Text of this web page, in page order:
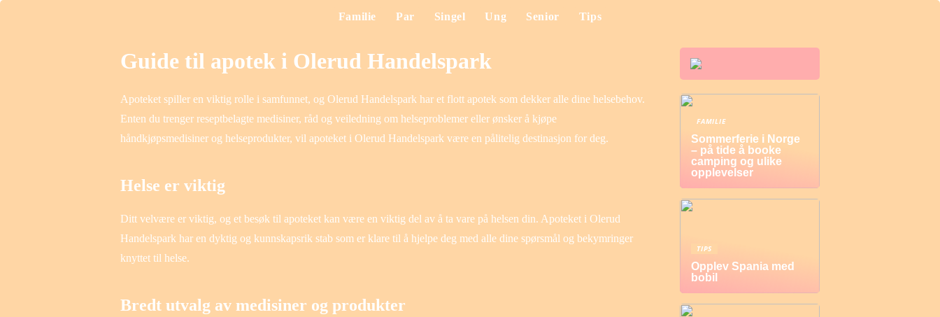
Familie Par Singel Ung Senior Tips
Guide til apotek i Olerud Handelspark
Apoteket spiller en viktig rolle i samfunnet, og Olerud Handelspark har et flott apotek som dekker alle dine helsebehov.
Enten du trenger reseptbelagte medisiner, råd og veiledning om helseproblemer eller ønsker å kjøpe
håndkjøpsmedisiner og helseprodukter, vil apoteket i Olerud Handelspark være en pålitelig destinasjon for deg.
Helse er viktig
Ditt velvære er viktig, og et besøk til apoteket kan være en viktig del av å ta vare på helsen din. Apoteket i Olerud
Handelspark har en dyktig og kunnskapsrik stab som er klare til å hjelpe deg med alle dine spørsmål og bekymringer
knyttet til helse.
Bredt utvalg av medisiner og produkter
FAMILIE
Sommerferie i Norge
– på tide å booke
camping og ulike
opplevelser
TIPS
Opplev Spania med
bobil